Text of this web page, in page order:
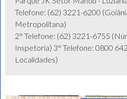
Telefone: (62) 3221-6200
Metropolitana)
2° Telefone: (62) 3221-6755
Inspetoria) 3° Telefone: 0800
Localidades)